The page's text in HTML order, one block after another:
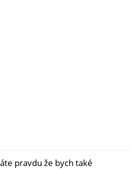
pravdu že bych také